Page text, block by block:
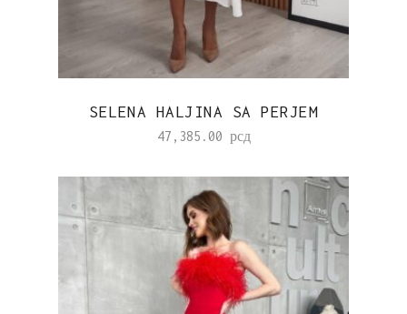
SELENA HALJINA SA PERJEM
47,385.00 рсд